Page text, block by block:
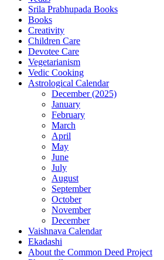
Srila Prabhupada Books
Books
Creativity
Children Care
Devotee Care
Vegetarianism
Vedic Cooking
Astrological Calendar
December (2025)
January
February
March
April
May
June
July
August
September
October
November
December
Vaishnava Calendar
Ekadashi
About the Common Deed Project